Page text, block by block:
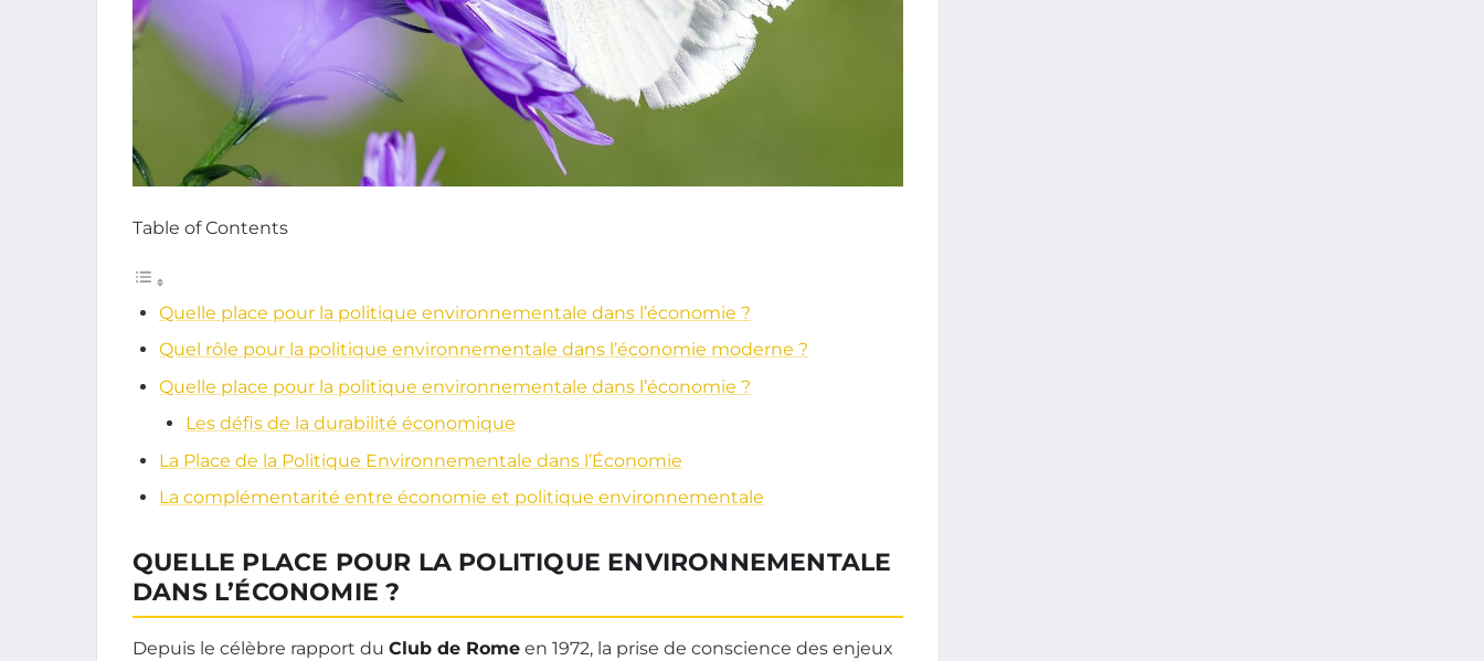
Table of Contents
Quelle place pour la politique environnementale dans l’économie ?
Quel rôle pour la politique environnementale dans l’économie moderne ?
Quelle place pour la politique environnementale dans l’économie ?
Les défis de la durabilité économique
La Place de la Politique Environnementale dans l’Économie
La complémentarité entre économie et politique environnementale
QUELLE PLACE POUR LA POLITIQUE ENVIRONNEMENTALE
DANS L’ÉCONOMIE ?
Depuis le célèbre rapport du Club de Rome en 1972, la prise de conscience des enjeux